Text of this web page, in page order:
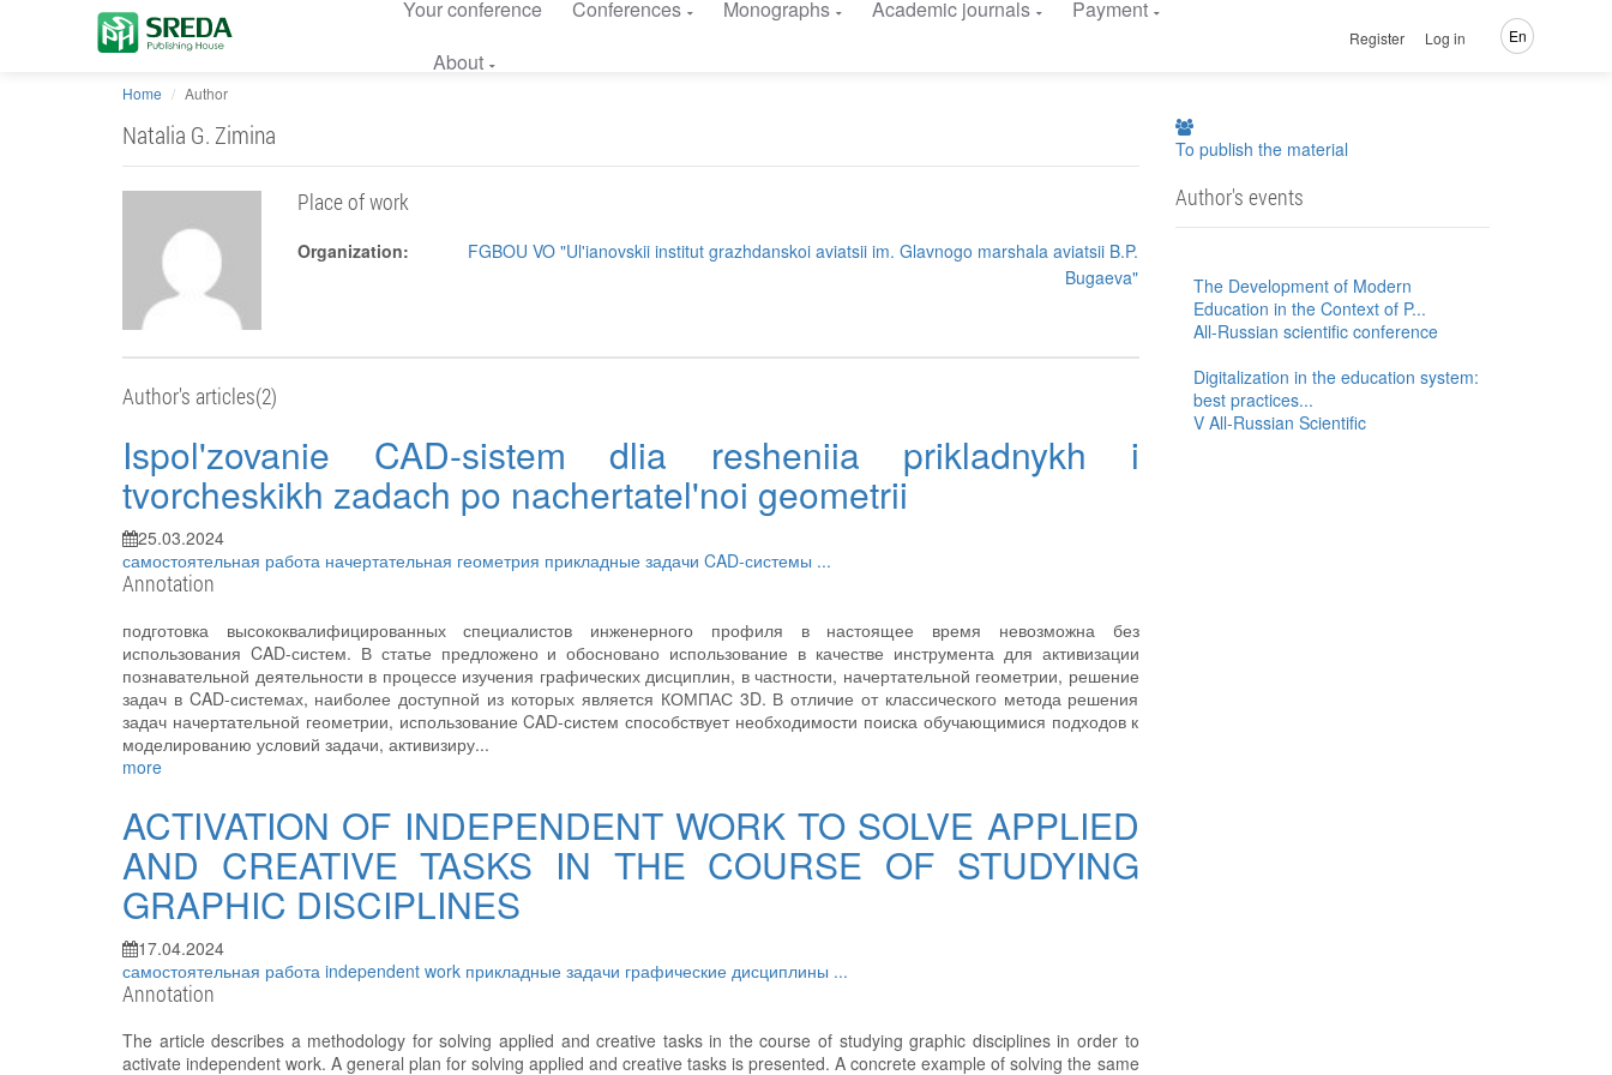
Your conference Conferences Monographs Academic journals
Payment
About
Register Log in En
Home Author
Natalia G. Zimina
Place of work
Organization:
FGBOU VO "Ul'ianovskii institut grazhdanskoi aviatsii im. Glavnogo marshala aviatsii B.P.
Bugaeva"
Author's articles(2)
Ispol'zovanie CAD-sistem dlia resheniia prikladnykh i
tvorcheskikh zadach po nachertatel'noi geometrii
25.03.2024
самостоятельная работа начертательная геометрия прикладные задачи CAD-системы ...
Annotation
подготовка высококвалифицированных специалистов инженерного профиля в настоящее время невозможна без
использования CAD-систем. В статье предложено и обосновано использование в качестве инструмента для активизации
познавательной деятельности в процессе изучения графических дисциплин, в частности, начертательной геометрии, решение
задач в CAD-системах, наиболее доступной из которых является КОМПАС 3D. В отличие от классического метода решения
задач начертательной геометрии, использование CAD-систем способствует необходимости поиска обучающимися подходов к
моделированию условий задачи, активизиру...
more
ACTIVATION OF INDEPENDENT WORK TO SOLVE APPLIED
AND CREATIVE TASKS IN THE COURSE OF STUDYING
GRAPHIC DISCIPLINES
17.04.2024
самостоятельная работа independent work прикладные задачи графические дисциплины ...
Annotation
The article describes a methodology for solving applied and creative tasks in the course of studying graphic disciplines in order to
activate independent work. A general plan for solving applied and creative tasks is presented. A concrete example of solving the same
To publish the material
Author's events
The Development of Modern
Education in the Context of P...
All-Russian scientific conference
Digitalization in the education system:
best practices...
V All-Russian Scientific